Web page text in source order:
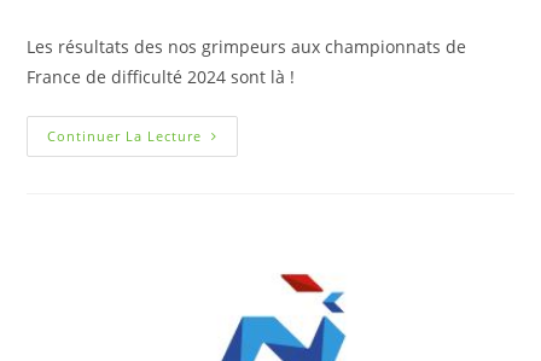
Les résultats des nos grimpeurs aux championnats de
France de difficulté 2024 sont là !
Continuer La Lecture